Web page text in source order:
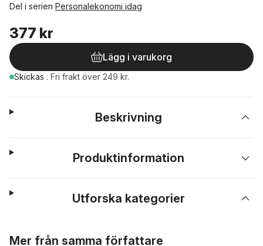
Del i serien Personalekonomi idag
377 kr
Lägg i varukorg
Skickas . Fri frakt över 249 kr.
Beskrivning
Produktinformation
Utforska kategorier
Mer från samma författare